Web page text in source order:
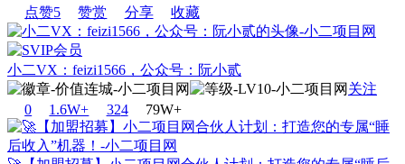
点赞5 赞赏 分享 收藏
小二VX：feizi1566，公众号：阮小贰
关注
0
1.6W+ 324 79W+